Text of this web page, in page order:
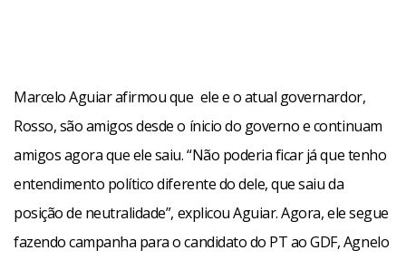
Marcelo Aguiar afirmou que ele e o atual governardor,
Rosso, são amigos desde o ínicio do governo e continuam
amigos agora que ele saiu. “Não poderia ficar já que tenho
entendimento político diferente do dele, que saiu da
posição de neutralidade”, explicou Aguiar. Agora, ele segue
fazendo campanha para o candidato do PT ao GDF, Agnelo